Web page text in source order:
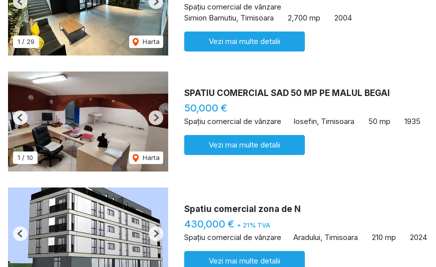
1 / 29 Harta
Previous Next
Spațiu comercial de vânzare
Simion Barnutiu, Timisoara
2,700 mp 2004
Vezi mai multe detalii
1 / 10 Harta
Previous Next
SPATIU COMERCIAL SAD 50 MP PE MALUL BEGAI
50,000 €
Spațiu comercial de vânzare Iosefin, Timisoara 50 mp 1935
Vezi mai multe detalii
Previous Next
Spatiu comercial zona de N
430,000 € + 21% TVA
Spațiu comercial de vânzare Aradului, Timisoara 210 mp 2024
Vezi mai multe detalii